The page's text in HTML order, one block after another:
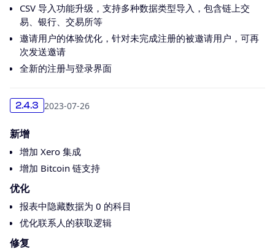
CSV 导入功能升级，支持多种数据类型导入，包含链上交
易、银行、交易所等
邀请用户的体验优化，针对未完成注册的被邀请用户，可再
次发送邀请
全新的注册与登录界面
2.4.3 2023-07-26
新增
增加 Xero 集成
增加 Bitcoin 链支持
优化
报表中隐藏数据为 0 的科目
优化联系人的获取逻辑
修复